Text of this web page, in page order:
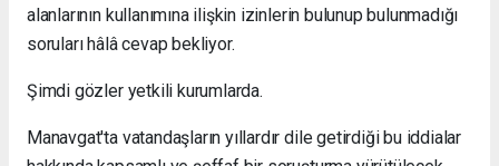
alanlarının kullanımına ilişkin izinlerin bulunup bulunmadığı
soruları hâlâ cevap bekliyor.
Şimdi gözler yetkili kurumlarda.
Manavgat'ta vatandaşların yıllardır dile getirdiği bu iddialar